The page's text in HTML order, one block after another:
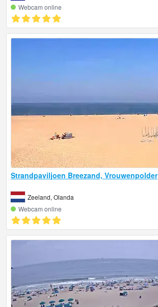
Webcam online
Strandpaviljoen Breezand, Vrouwenpolder
Zeeland, Olanda
Webcam online